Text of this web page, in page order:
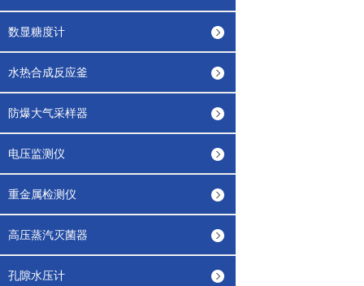
数显糖度计
水热合成反应釜
防爆大气采样器
电压监测仪
重金属检测仪
高压蒸汽灭菌器
孔隙水压计